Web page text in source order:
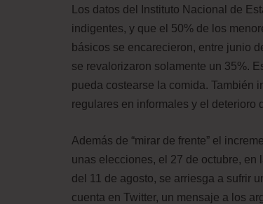
Los datos del Instituto Nacional de
indigentes, y que el 50% de los
básicos se encarecieron, entre junio
se revalorizaron solamente un 35%.
pueda costearse la comida. También
regulares en informales y el deterioro
Además de “mirar de frente” el
unas elecciones, el 27 de octubre, en
del 11 de agosto, se arriesga a sufrir
cuenta en Twitter, un mensaje a los